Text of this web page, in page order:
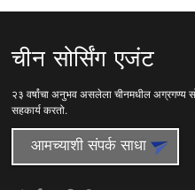
चीन सोर्सिंग एजंट
२३ वर्षांचा अनुभव असलेला चीनमधील अग्रगण्य
सहकार्य करतो.
आमच्याशी संपर्क साधा